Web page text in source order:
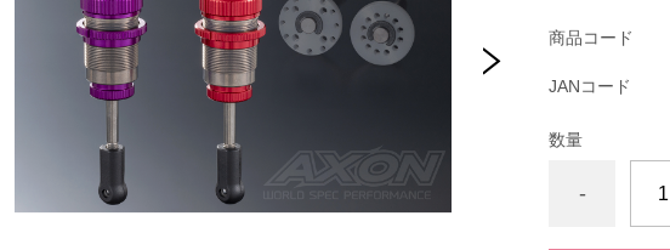
商品コード
JANコード
数量
-